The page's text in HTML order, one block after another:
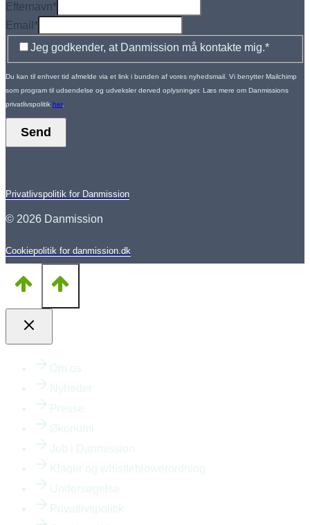
Efternavn*
Email *
Jeg godkender, at Danmission må kontakte mig.*
Du kan til enhver tid afmelde via et link i bunden af vores nyhedsmail. Vi benytter Mailchimp
som program til udsendelse og udveksler derved oplysninger. Læs mere om Danmissions
privatlivspolitik her.
Send
Privatlivspolitik for Danmission
© 2026 Danmission
Cookiepolitik for danmission.dk